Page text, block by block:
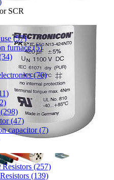
SCR
(57)
furnace (5)
(70)
(47)
capacitor (7)
(257)
(139)